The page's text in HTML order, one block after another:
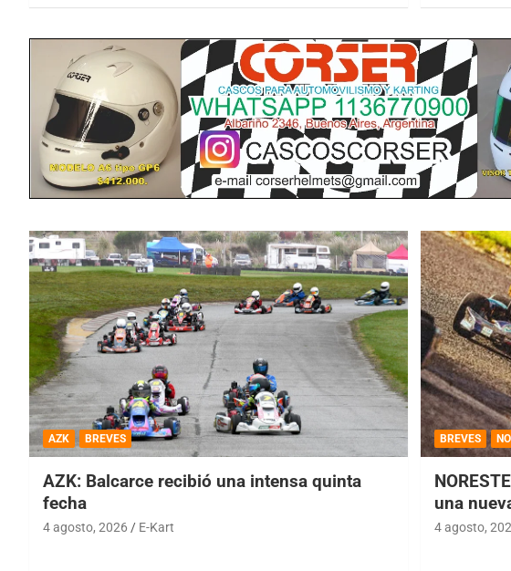
AZK BREVES
AZK: Balcarce recibió una intensa quinta
fecha
4 agosto, 2026 E-Kart
BREVES
una
4 agosto,